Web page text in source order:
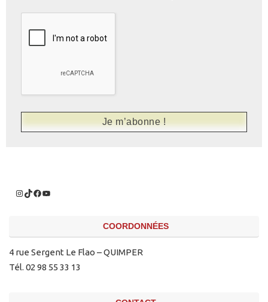
COORDONNÉES
4 rue Sergent Le Flao – QUIMPER
Tél. 02 98 55 33 13